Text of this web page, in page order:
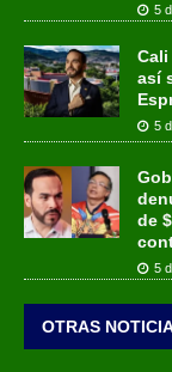
5
así
5
de
5
OTRAS